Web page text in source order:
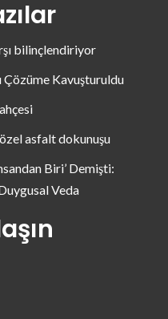
bilinçlendiriyor
Çözüme Kavuşturuldu
asfalt dokunuşu
Biri’ Demişti:
Veda